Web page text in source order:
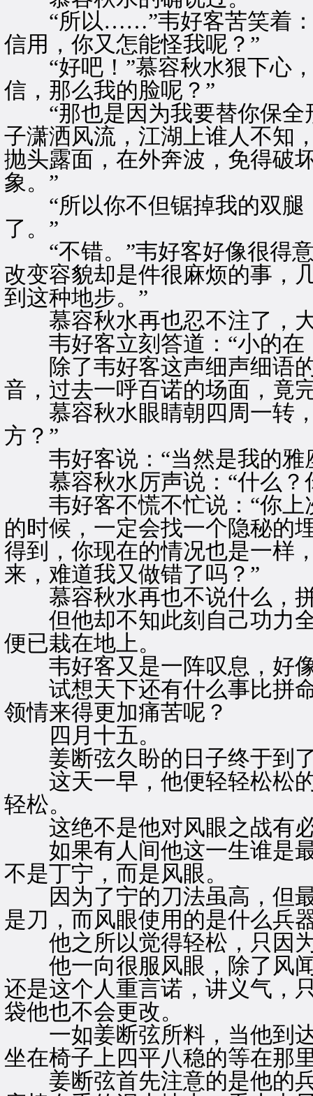
“所以……”韦好客苦笑着：“
信用，你又怎能怪我呢？”
“好吧！”慕容秋水狠下心，
信，那么我的脸呢？”
“那也是因为我要替你保全
子潇洒风流，江湖上谁人不知
抛头露面，在外奔波，免得破
象。”
“所以你不但锯掉我的双腿
了。”
“不错。”韦好客好像很得意
改变容貌却是件很麻烦的事，
到这种地步。”
慕容秋水再也忍不注了，大
韦好客立刻答道：“小的在
除了韦好客这声细声细语的
音，过去一呼百诺的场面，竟
慕容秋水眼睛朝四周一转，
方？”
韦好客说：“当然是我的雅
慕容秋水厉声说：“什么？
韦好客不慌不忙说：“你上
的时候，一定会找一个隐秘的
得到，你现在的情况也是一样
来，难道我又做错了吗？”
慕容秋水再也不说什么，拼
但他却不知此刻自己功力全
便已栽在地上。
韦好客又是一阵叹息，好
试想天下还有什么事比拼命
领情来得更加痛苦呢？
四月十五。
姜断弦久盼的日子终于到
这天一早，他便轻轻松松的
轻松。
这绝不是他对风眼之战有必
如果有人间他这一生谁是最
不是丁宁，而是风眼。
因为了宁的刀法虽高，但最
是刀，而风眼使用的是什么兵
他之所以觉得轻松，只因为
他一向很服风眼，除了风闻
还是这个人重言诺，讲义气，
袋他也不会更改。
一如姜断弦所料，当他到达
坐在椅子上四平八稳的等在那
姜断弦首先注意的是他的兵